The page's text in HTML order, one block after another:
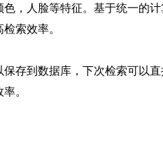
，人脸等特征。基于统一的
索效率。
到数据库，下次检索可以直
。